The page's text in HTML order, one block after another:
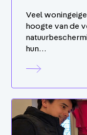
Veel
hoogte van de
hun…